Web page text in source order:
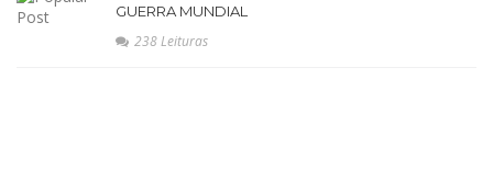
GUERRA MUNDIAL
238 Leituras